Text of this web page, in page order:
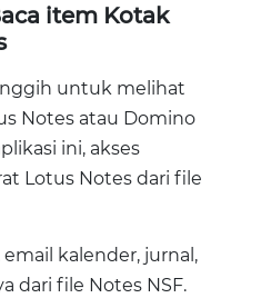
item Kotak
untuk melihat
Notes atau Domino
ini, akses
Lotus Notes dari file
kalender, jurnal,
dari file Notes NSF.